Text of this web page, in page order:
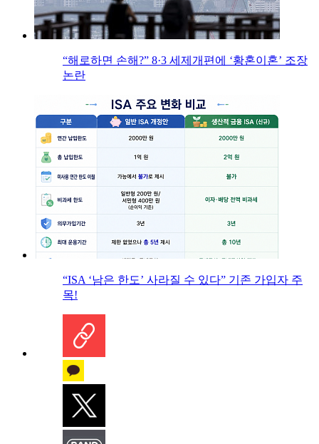
“해로하면 손해?” 8·3 세제개편에 ‘황혼이혼’ 조장
논란
“ISA ‘남은 한도’ 사라질 수 있다” 기존 가입자 주
목!